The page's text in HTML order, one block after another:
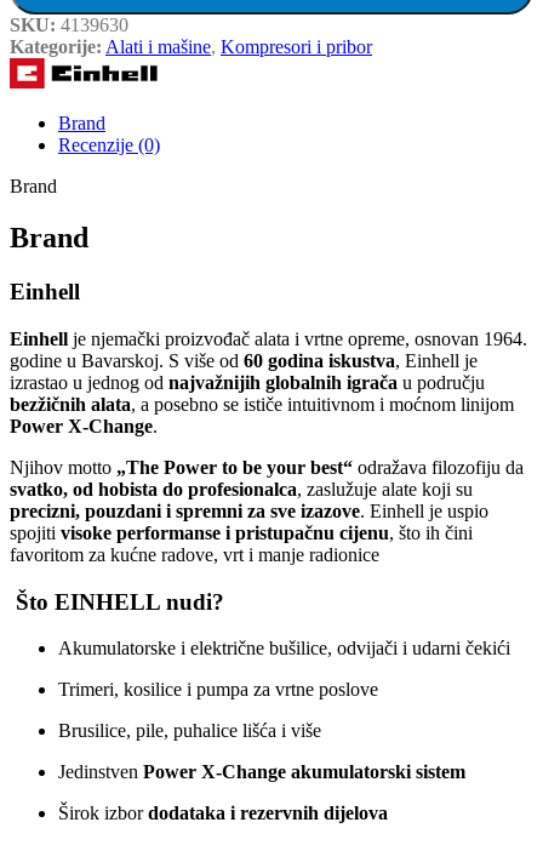
SKU: 4139630
Kategorije: Alati i mašine, Kompresori i pribor
Brand
Recenzije (0)
Brand
Brand
Einhell
Einhell je njemački proizvođač alata i vrtne opreme, osnovan 1964.
godine u Bavarskoj. S više od 60 godina iskustva, Einhell je
izrastao u jednog od najvažnijih globalnih igrača u području
bezžičnih alata, a posebno se ističe intuitivnom i moćnom linijom
Power X‑Change.
Njihov motto „The Power to be your best“ odražava filozofiju da
svatko, od hobista do profesionalca, zaslužuje alate koji su
precizni, pouzdani i spremni za sve izazove. Einhell je uspio
spojiti visoke performanse i pristupačnu cijenu, što ih čini
favoritom za kućne radove, vrt i manje radionice
Što EINHELL nudi?
Akumulatorske i električne bušilice, odvijači i udarni čekići
Trimeri, kosilice i pumpa za vrtne poslove
Brusilice, pile, puhalice lišća i više
Jedinstven Power X‑Change akumulatorski sistem
Širok izbordodataka i rezervnih dijelova